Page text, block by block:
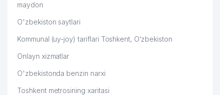
maydon
O'zbekiston saytlari
Kommunal (uy-joy) tariflari Toshkent, O‘zbekiston
Onlayn xizmatlar
O'zbekistonda benzin narxi
Toshkent metrosining xaritasi